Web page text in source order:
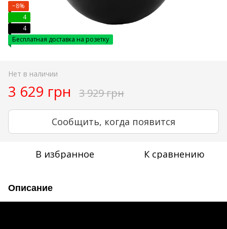
−8%
4
4
Бесплатная доставка на розетку
Нет в наличии
3 629 грн 3 929 грн
Сообщить, когда появится
В избранное К сравнению
Описание